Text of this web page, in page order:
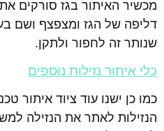
מכשיר האיתור בגז סורקים
דליפה של הגז ומצפצף ושם
שנותר זה לחפור ולתקן.
כלי איתור נזילות נוספים
כמו כן ישנו עוד ציוד איתור
הנזילות לאתר את הנזילה